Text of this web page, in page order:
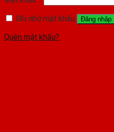
Ghi nhớ mật khẩu
Đăng nhập
Quên mật khẩu?